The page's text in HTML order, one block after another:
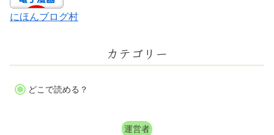
にほんブログ村
カテゴリー
どこで読める？
運営者